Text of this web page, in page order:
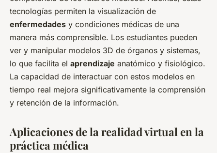
tecnologías permiten la visualización de
enfermedades y condiciones médicas de una
manera más comprensible. Los estudiantes pueden
ver y manipular modelos 3D de órganos y sistemas,
lo que facilita el aprendizaje anatómico y fisiológico.
La capacidad de interactuar con estos modelos en
tiempo real mejora significativamente la comprensión
y retención de la información.
Aplicaciones de la realidad virtual en la
práctica médica